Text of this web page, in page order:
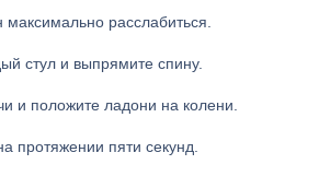
расслабиться.
стул и выпрямите спину.
и положите ладони на колени.
протяжении пяти секунд.